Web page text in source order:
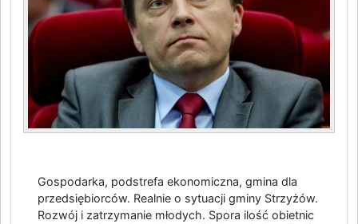
Gospodarka, podstrefa ekonomiczna, gmina dla
przedsiębiorców. Realnie o sytuacji gminy Strzyżów.
Rozwój i zatrzymanie młodych. Spora ilość obietnic